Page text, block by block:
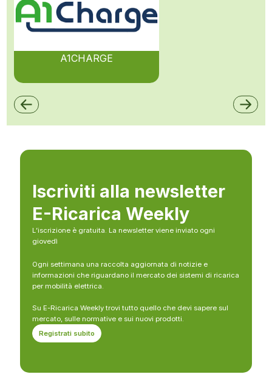
A1CHARGE
Iscriviti alla newsletter
E-Ricarica Weekly
L’iscrizione è gratuita. La newsletter viene inviato ogni
giovedì
Ogni settimana una raccolta aggiornata di notizie e
informazioni che riguardano il mercato dei sistemi di ricarica
per mobilità elettrica.
Su E-Ricarica Weekly trovi tutto quello che devi sapere sul
mercato, sulle normative e sui nuovi prodotti.
Registrati subito